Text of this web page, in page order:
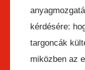
kérdésére:
targoncák
miközben az